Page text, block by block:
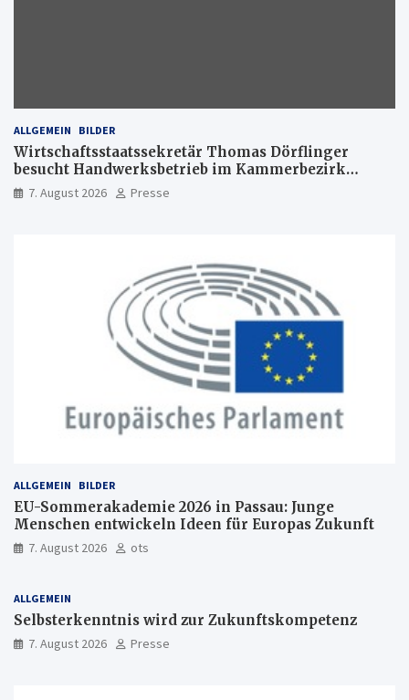
ALLGEMEIN BILDER
Wirtschaftsstaatssekretär Thomas Dörflinger
besucht Handwerksbetrieb im Kammerbezirk
Freiburg
7. August 2026 Presse
ALLGEMEIN BILDER
EU-Sommerakademie 2026 in Passau: Junge
Menschen entwickeln Ideen für Europas Zukunft
7. August 2026 ots
ALLGEMEIN
Selbsterkenntnis wird zur Zukunftskompetenz
7. August 2026 Presse